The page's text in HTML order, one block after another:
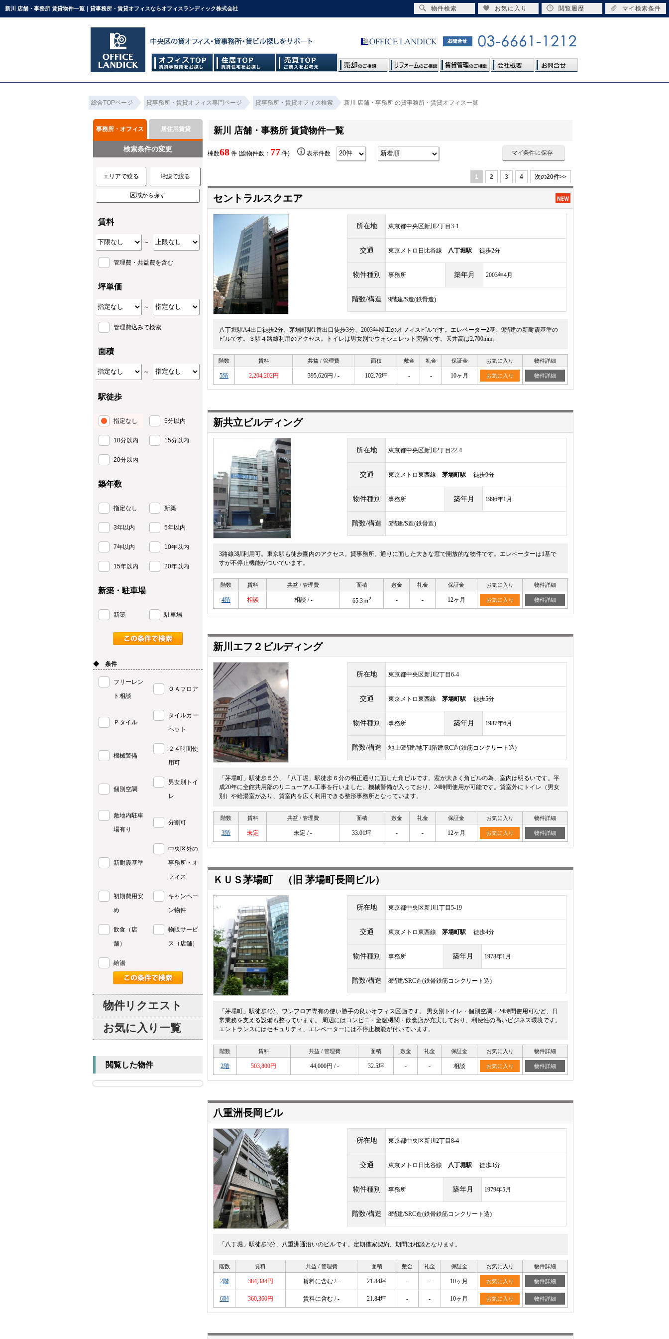
新川 店舗・事務所 賃貸物件一覧｜貸事務所・賃貸オフィスならオフィスランディック株式会社
総合TOPページ 貸事務所・賃貸オフィス専門ページ 貸事務所・賃貸オフィス検索 新川 店舗・事務所 の貸事務所・賃貸オフィス一覧
新川 店舗・事務所 賃貸物件一覧
棟数68 件 (総物件数： 77 件) 表示件数
1 2 3 4 次の20件>>
セントラルスクエア
所在地 東京都中央区新川2丁目3-1
交通 東京メトロ日比谷線 八丁堀駅 徒歩2分
物件種別 事務所 築年月 2003年4月
階数/構造 9階建/S造(鉄骨造)
八丁堀駅A4出口徒歩2分、茅場町駅1番出口徒歩3分、2003年竣工のオフィスビルです。エレベーター2基、9階建の新耐震基準の
ビルです。３駅４路線利用のアクセス。トイレは男女別でウォシュレット完備です。天井高は2,700mm。
階数 賃料 共益 / 管理費 面積 敷金 礼金 保証金 お気に入り 物件詳細
5階 2,204,202円 395,626円 / - 102.76坪 - - 10ヶ月 お気に入り 物件詳細
新共立ビルディング
所在地 東京都中央区新川2丁目22-4
交通 東京メトロ東西線 茅場町駅 徒歩9分
物件種別 事務所 築年月 1996年1月
階数/構造 5階建/S造(鉄骨造)
3路線3駅利用可。東京駅も徒歩圏内のアクセス。貸事務所。通りに面した大きな窓で開放的な物件です。エレベーターは1基で
すが不停止機能がついています。
階数 賃料 共益 / 管理費 面積 敷金 礼金 保証金 お気に入り 物件詳細
4階 相談 相談 / - 65.3ｍ2 - - 12ヶ月 お気に入り 物件詳細
新川エフ２ビルディング
所在地 東京都中央区新川2丁目6-4
交通 東京メトロ東西線 茅場町駅 徒歩5分
物件種別 事務所 築年月 1987年6月
階数/構造 地上6階建/地下1階建/RC造(鉄筋コンクリート造)
「茅場町」駅徒歩５分、「八丁堀」駅徒歩６分の明正通りに面した角ビルです。窓が大きく角ビルの為、室内は明るいです。平
成20年に全館共用部のリニューアル工事を行いました。機械警備が入っており、24時間使用が可能です。貸室外にトイレ（男女
別）や給湯室があり、貸室内を広く利用できる整形事務所となっています。
階数 賃料 共益 / 管理費 面積 敷金 礼金 保証金 お気に入り 物件詳細
3階 未定 未定 / - 33.01坪 - - 12ヶ月 お気に入り 物件詳細
ＫＵＳ茅場町 （旧 茅場町長岡ビル）
所在地 東京都中央区新川1丁目5-19
交通 東京メトロ東西線 茅場町駅 徒歩4分
物件種別 事務所 築年月 1978年1月
階数/構造 8階建/SRC造(鉄骨鉄筋コンクリート造)
「茅場町」駅徒歩4分、ワンフロア専有の使い勝手の良いオフィス区画です。 男女別トイレ・個別空調・24時間使用可など、日
常業務を支える設備も整っています。 周辺にはコンビニ・金融機関・飲食店が充実しており、利便性の高いビジネス環境です。
エントランスにはセキュリティ、エレベーターには不停止機能が付いています。
階数 賃料 共益 / 管理費 面積 敷金 礼金 保証金 お気に入り 物件詳細
2階 503,800円 44,000円 / - 32.5坪 - - 相談 お気に入り 物件詳細
八重洲長岡ビル
所在地 東京都中央区新川2丁目8-4
交通 東京メトロ日比谷線 八丁堀駅 徒歩3分
物件種別 事務所 築年月 1979年5月
階数/構造 8階建/SRC造(鉄骨鉄筋コンクリート造)
「八丁堀」駅徒歩3分、八重洲通沿いのビルです。定期借家契約、期間は相談となります。
階数 賃料 共益 / 管理費 面積 敷金 礼金 保証金 お気に入り 物件詳細
2階 384,384円 賃料に含む / - 21.84坪 - - 10ヶ月 お気に入り 物件詳細
6階 360,360円 賃料に含む / - 21.84坪 - - 10ヶ月 お気に入り 物件詳細
事務所・オフィス 居住用賃貸
検索条件の変更
エリアで絞る 沿線で絞る
区域から探す
賃料
～
管理費・共益費を含む
坪単価
～
管理費込みで検索
面積
～
駅徒歩
指定なし 5分以内
10分以内 15分以内
20分以内
築年数
指定なし 新築
3年以内 5年以内
7年以内 10年以内
15年以内 20年以内
新築・駐車場
新築 駐車場
◆ 条件
フリーレン
ト相談
ＯＡフロア
Ｐタイル
タイルカー
ペット
機械警備
２４時間使
用可
個別空調
男女別トイ
レ
敷地内駐車
場有り
分割可
新耐震基準
中央区外の
事務所・オ
フィス
初期費用安
め
キャンペー
ン物件
飲食（店
舗）
物販サービ
ス（店舗）
給湯
物件リクエスト
お気に入り一覧
閲覧した物件
物件検索 お気に入り 閲覧履歴 マイ検索条件